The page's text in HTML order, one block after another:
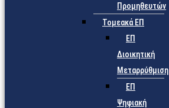
Προμηθευτών
Τομεακά ΕΠ
ΕΠ
Διοικητική
Μεταρρύθμιση
ΕΠ
Ψηφιακή